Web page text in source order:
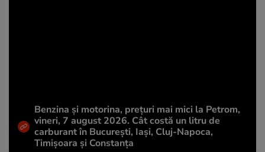
Benzina și motorina, prețuri mai mici la Petrom,
vineri, 7 august 2026. Cât costă un litru de
carburant în București, Iași, Cluj-Napoca,
Timișoara și Constanța